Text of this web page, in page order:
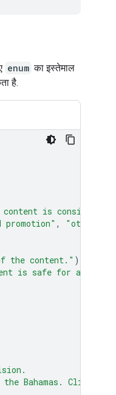
enum का इस्तेमाल
है.
is considered
, "other"
the content." )
is safe for all
Bahamas. Click